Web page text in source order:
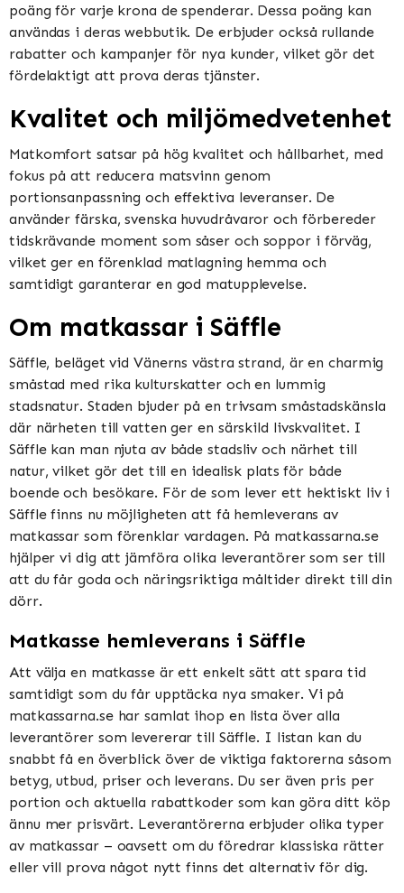
poäng för varje krona de spenderar. Dessa poäng kan
användas i deras webbutik. De erbjuder också rullande
rabatter och kampanjer för nya kunder, vilket gör det
fördelaktigt att prova deras tjänster​​.
Kvalitet och miljömedvetenhet
Matkomfort satsar på hög kvalitet och hållbarhet, med
fokus på att reducera matsvinn genom
portionsanpassning och effektiva leveranser. De
använder färska, svenska huvudråvaror och förbereder
tidskrävande moment som såser och soppor i förväg,
vilket ger en förenklad matlagning hemma och
samtidigt garanterar en god matupplevelse​​​​.
Om matkassar i Säffle
Säffle, beläget vid Vänerns västra strand, är en charmig
småstad med rika kulturskatter och en lummig
stadsnatur. Staden bjuder på en trivsam småstadskänsla
där närheten till vatten ger en särskild livskvalitet. I
Säffle kan man njuta av både stadsliv och närhet till
natur, vilket gör det till en idealisk plats för både
boende och besökare. För de som lever ett hektiskt liv i
Säffle finns nu möjligheten att få hemleverans av
matkassar som förenklar vardagen. På matkassarna.se
hjälper vi dig att jämföra olika leverantörer som ser till
att du får goda och näringsriktiga måltider direkt till din
dörr.
Matkasse hemleverans i Säffle
Att välja en matkasse är ett enkelt sätt att spara tid
samtidigt som du får upptäcka nya smaker. Vi på
matkassarna.se har samlat ihop en lista över alla
leverantörer som levererar till Säffle. I listan kan du
snabbt få en överblick över de viktiga faktorerna såsom
betyg, utbud, priser och leverans. Du ser även pris per
portion och aktuella rabattkoder som kan göra ditt köp
ännu mer prisvärt. Leverantörerna erbjuder olika typer
av matkassar – oavsett om du föredrar klassiska rätter
eller vill prova något nytt finns det alternativ för dig.